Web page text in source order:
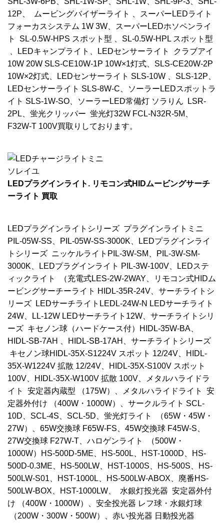
12P、 ムービングバイザーライト 、スーパーLEDライト
フォーカスシステム 1W 3W、スーパーLEDホソペンライ
ト SL-0.5W-HPS スポット型 、SL-0.5W-HPL スポット型
、LEDキャンプライト、LEDセンサーライト クラブアイ
10W 20W SLS-CE10W-1P 10W×1灯式、SLS-CE20W-2P
10W×2灯式、LEDセンサーライト SLS-10W 、SLS-12P、
LEDセンサーライト SLS-8W-C、ソーラーLEDスポットラ
イト SLS-1W-SO、ソーラーLED常備灯 ソラりん LSR-
2PL、蛍光クリッパー 蛍光灯32W FCL-N32R-5M、
F32W-T 100V買取りしております。
LEDプラグインライト. リモコン式HIDムービングサーチ
ーライト 買取
LEDプラグインライトシリーズ プラグインライトミニ
PIL-05W-SS、PIL-05W-SS-3000K、LEDプラグインライ
トシリーズ ニッケルライトPIL-3W-SM、PIL-3W-SM-
3000K、LEDプラグインライト PIL-3W-100V、LEDステ
ィックライト （充電式LES-2W-2WAY、リモコン式HIDム
ービングサーチーライト HIDL-35R-24V、サーチライトシ
リーズ LEDサーチライトLEDL-24W-N LEDサーチライト
24W、LL-12W LEDサーチライト12W、サーチライトシリ
ーズ キセノン球（ハードケース付）HIDL-35W-BA、
HIDL-SB-7AH 、HIDL-SB-17AH、サーチライトシリーズ
キセノン球HIDL-35X-S1224V スポット 12/24V、HIDL-
35X-W1224V 拡散 12/24V、HIDL-35X-S100V スポット
100V、HIDL-35X-W100V 拡散 100V、メタルハライドラ
イト 安定器内蔵型 （175W）、メタルハライドライト 安
定器外付け （400W・1000W）、サークルライト SCL-
10D、SCL-4S、SCL-5D、蛍光灯ライト （65W・45W・
27W）、65W交換球 F65W-FS、45W交換球 F45W-S、
27W交換球 F27W-T、ハロゲンライト （500W・
1000W）HS-500D-5ME、HS-500L、HST-1000D、HS-
500D-0.3ME、HS-500LW、HST-1000S、HS-500S、HS-
500LW-S01、HST-1000L、HS-500LW-ABOX、廃番HS-
500LW-BOX、HST-1000LW、 水銀灯投光器 安定器外付
け （400W・1000W）、安全投光器 レフ球・水銀灯球
（200W・300W・500W）、赤い投光器 日動投光器